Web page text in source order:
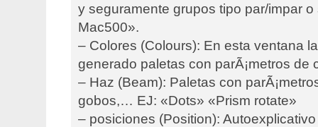
y seguramente grupos tipo par/impar o
Mac500».
– Colores (Colours): En esta ventana
generado paletas con parÃ¡metros de
– Haz (Beam): Paletas con
gobos,… EJ: «Dots» «Prism rotate»
– posiciones (Position):